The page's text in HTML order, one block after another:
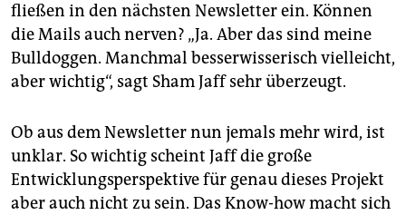
fließen in den nächsten Newsletter ein. Können
die Mails auch nerven? „Ja. Aber das sind meine
Bulldoggen. Manchmal besserwisserisch vielleicht,
aber wichtig“, sagt Sham Jaff sehr überzeugt.
Ob aus dem Newsletter nun jemals mehr wird, ist
unklar. So wichtig scheint Jaff die große
Entwicklungsperspektive für genau dieses Projekt
aber auch nicht zu sein. Das Know-how macht sich